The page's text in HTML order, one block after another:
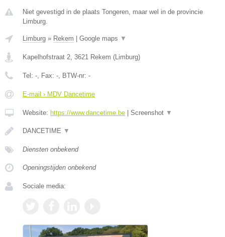
Niet gevestigd in de plaats Tongeren, maar wel in de provincie
Limburg.
Limburg » Rekem | Google maps ▼
Kapelhofstraat 2 3621 Rekem (Limburg)
Tel: - , Fax: - , BTW-nr: -
E-mail › MDV Dancetime
Website: https://www.dancetime.be | Screenshot ▼
DANCETIME ▼
Diensten onbekend
Openingstijden onbekend
Sociale media: